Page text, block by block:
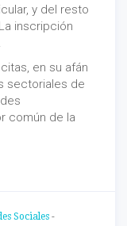
y del resto
inscripción
en su afán
sectoriales de
común de la
Sociales -